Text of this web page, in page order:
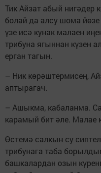
Тик Айзат абый
болай да алсу шома йөзе
үзе исә кунак малаен
трибуна ягыннан күзен
ерган тагын.
– Ник көрәштермисең,
аптырагач.
– Ашыкма, кабаланма.
карамый бит әле. Малае
Өстемә салкын су
трибунага таба
башкалардан озын